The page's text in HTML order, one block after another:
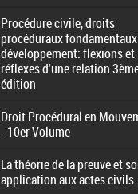
Procédure civile, droits
procéduraux
développement: flexions et
réflexes d'une relation
édition
Droit Procédural en
- 10er Volume
La théorie de la preuve et
application aux actes civils